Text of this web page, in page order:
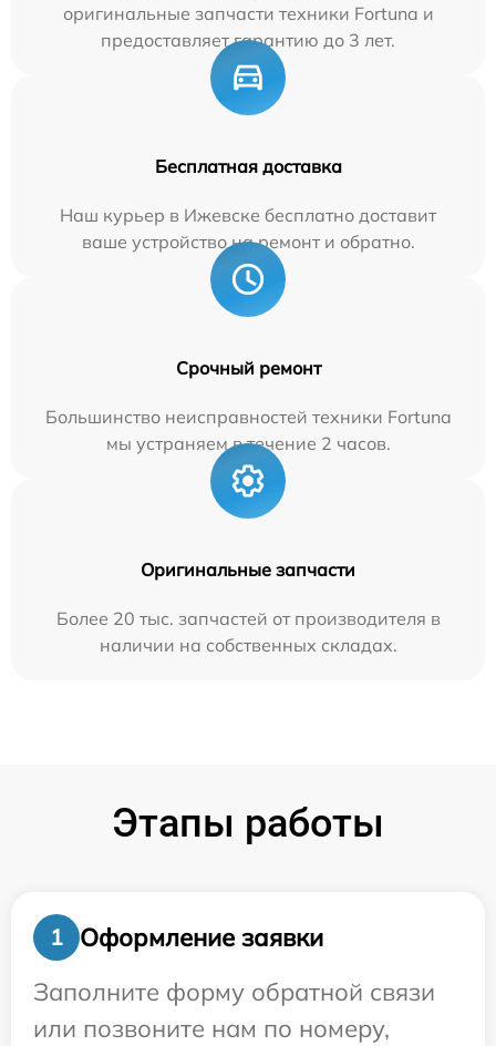
оригинальные запчасти техники Fortuna и
предоставляет гарантию до 3 лет.
Бесплатная доставка
Наш курьер в Ижевске бесплатно доставит
ваше устройство на ремонт и обратно.
Срочный ремонт
Большинство неисправностей техники Fortuna
мы устраняем в течение 2 часов.
Оригинальные запчасти
Более 20 тыс. запчастей от производителя в
наличии на собственных складах.
Этапы работы
1
Оформление заявки
Заполните форму обратной связи
или позвоните нам по номеру,